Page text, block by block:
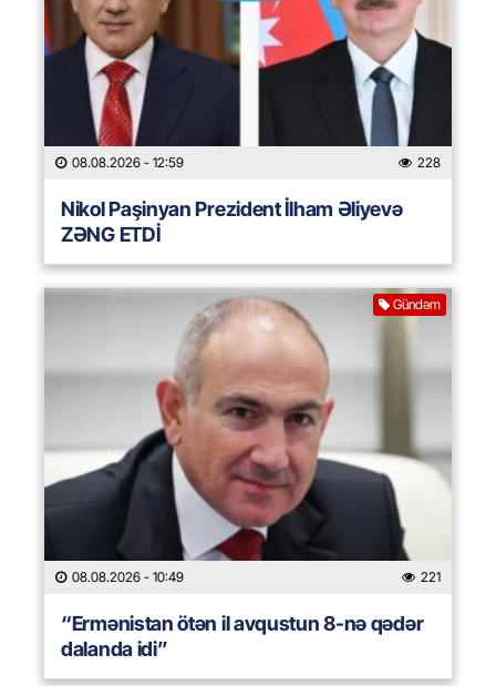
08.08.2026 - 12:59 228
Nikol Paşinyan Prezident İlham Əliyevə
ZƏNG ETDİ
Gündəm
08.08.2026 - 10:49 221
“Ermənistan ötən il avqustun 8-nə qədər
dalanda idi”